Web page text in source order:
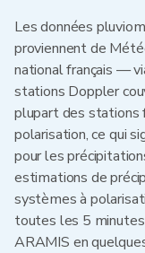
Les données
proviennent de
national français —
stations Doppler
plupart des stations
polarisation, ce qui
pour les
estimations de
systèmes à
toutes les 5
ARAMIS en